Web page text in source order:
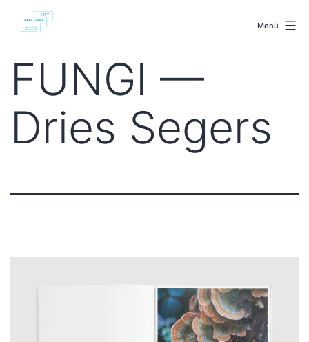
Inhalt
Menü
FUNGI —
Dries Segers